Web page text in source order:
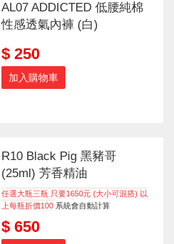
AL07 ADDICTED 低腰純棉
性感透氣內褲 (白)
$ 250
加入購物車
R10 Black Pig 黑豬哥
(25ml) 芳香精油
任選大瓶三瓶 只要1650元 (大小可混搭) 以
上每瓶折價100 系統會自動計算
$ 650